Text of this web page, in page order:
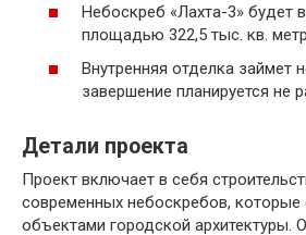
Небоскреб «Лахта-3» будет
площадью 322,5 тыс. кв.
Внутренняя отделка займет
завершение планируется не
Детали проекта
Проект включает в себя
современных небоскребов, которые
объектами городской архитектуры.